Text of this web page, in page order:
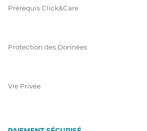
Prérequis Click&Care
Protection des Données
Vie Privée